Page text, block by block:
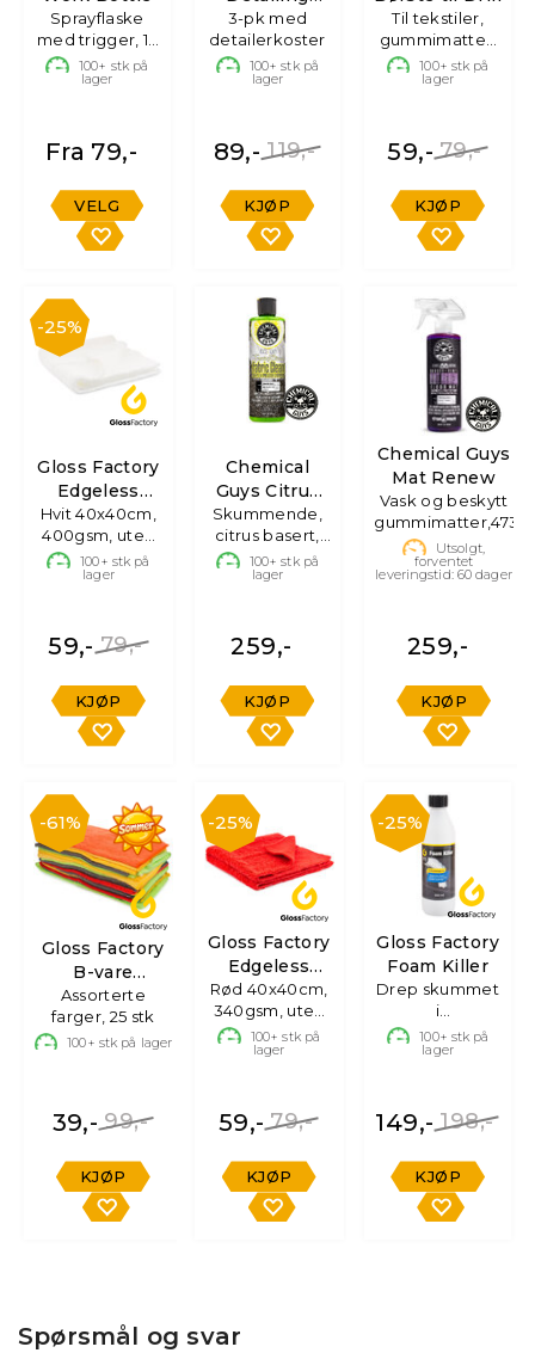
Sprayflaske
med trigger, 1L
& 0.75L
100+ stk på
lager
Fra 79,-
VELG
Brushes
3-pk med
detailerkoster
100+ stk på
lager
119,-
89,-
KJØP
Til tekstiler,
gummimatter,
100mm
100+ stk på
lager
79,-
59,-
KJØP
25%
Gloss Factory
Edgeless
Mikrofiberklut
Hvit 40x40cm,
400gsm, uten
søm
100+ stk på
lager
79,-
59,-
KJØP
Chemical
Guys Citrus
Fabric Clean
Skummende,
citrus basert,
473ml
100+ stk på
lager
259,-
KJØP
Chemical Guys
Mat Renew
Vask og beskytt
Utsolgt,
forventet
leveringstid: 60 dager
259,-
KJØP
61%
Gloss Factory
B-vare
Mikrofiberkluter
Assorterte
farger, 25 stk
100+ stk på lager
99,-
39,-
KJØP
25%
Gloss Factory
Edgeless
Mikrofiberklut
Rød 40x40cm,
340gsm, uten
søm
100+ stk på
lager
79,-
59,-
KJØP
25%
Gloss Factory
Foam Killer
Drep skummet
i
tekstilrenseren,
500ml
100+ stk på
lager
198,-
149,-
KJØP
Spørsmål og svar